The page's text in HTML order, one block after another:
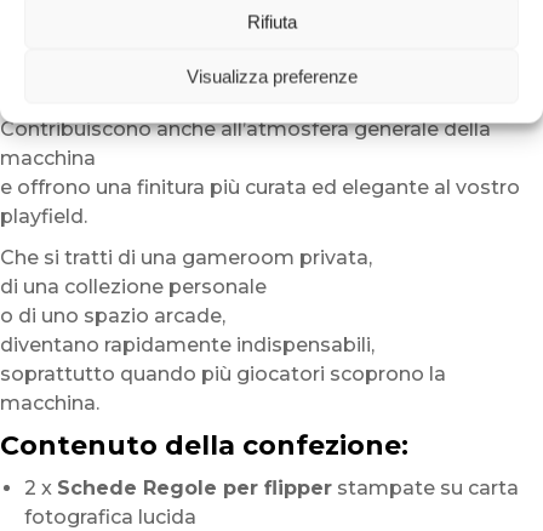
Rifiuta
Visualizza preferenze
Un accessorio pratico e decorativo
Schede Regole per flipper
Contribuiscono anche all’atmosfera generale della
macchina
e offrono una finitura più curata ed elegante al vostro
playfield.
Che si tratti di una gameroom privata,
di una collezione personale
o di uno spazio arcade,
diventano rapidamente indispensabili,
soprattutto quando più giocatori scoprono la
macchina.
Contenuto della confezione:
2 x Schede Regole per flipper stampate su carta
fotografica lucida